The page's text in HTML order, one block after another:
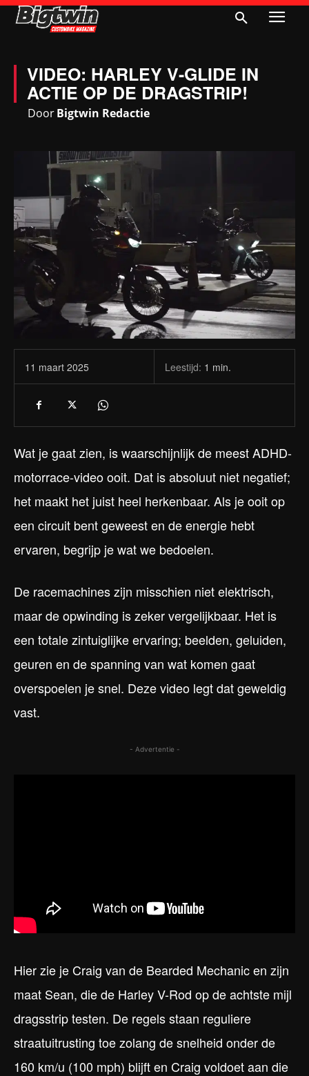
VIDEO: HARLEY V-GLIDE IN
ACTIE OP DE DRAGSTRIP!
DoorBigtwin Redactie
11 maart 2025 Leestijd: 1 min.
Wat je gaat zien, is waarschijnlijk de meest ADHD-
motorrace-video ooit. Dat is absoluut niet negatief;
het maakt het juist heel herkenbaar. Als je ooit op
een circuit bent geweest en de energie hebt
ervaren, begrijp je wat we bedoelen.
De racemachines zijn misschien niet elektrisch,
maar de opwinding is zeker vergelijkbaar. Het is
een totale zintuiglijke ervaring; beelden, geluiden,
geuren en de spanning van wat komen gaat
overspoelen je snel. Deze video legt dat geweldig
vast.
- Advertentie -
Hier zie je Craig van de Bearded Mechanic en zijn
maat Sean, die de Harley V-Rod op de achtste mijl
dragsstrip testen. De regels staan reguliere
straatuitrusting toe zolang de snelheid onder de
160 km/u (100 mph) blijft en Craig voldoet aan die